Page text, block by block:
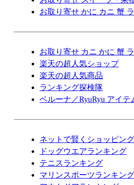
お取り寄せ かに カニ 蟹
お取り寄せ カニ かに 蟹
楽天の超人気ショップ
楽天の超人気商品
ランキング探検隊
ベルーナ／RyuRyu アイテ
ネットで賢くショッピング
ドッグウエアランキング
テニスランキング
マリンスポーツランキング